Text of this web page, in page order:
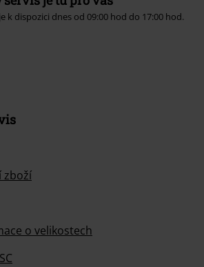
k dispozici dnes od 09:00 hod do 17:00 hod.
zboží
o velikostech